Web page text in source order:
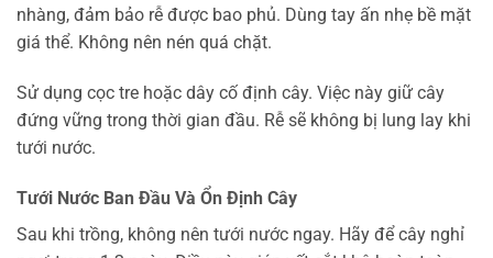
nhàng, đảm bảo rễ được bao phủ. Dùng tay ấn nhẹ bề mặt
giá thể. Không nên nén quá chặt.
Sử dụng cọc tre hoặc dây cố định cây. Việc này giữ cây
đứng vững trong thời gian đầu. Rễ sẽ không bị lung lay khi
tưới nước.
Tưới Nước Ban Đầu Và Ổn Định Cây
Sau khi trồng, không nên tưới nước ngay. Hãy để cây nghỉ